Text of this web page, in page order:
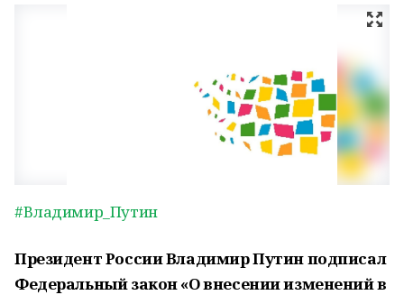
#Владимир_Путин
Президент России Владимир Путин подписал
Федеральный закон «О внесении изменений в